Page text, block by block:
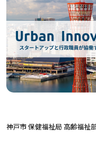
神戸市 保健福祉局 高齢福祉